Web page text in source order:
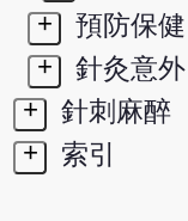
+
預防保健
+
針灸意外
+
針刺麻醉
+
索引